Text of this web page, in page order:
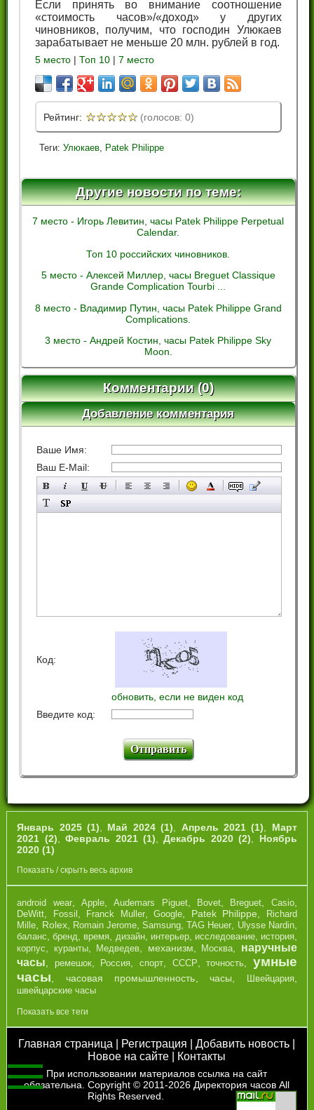
Если принять во внимание соотношение
«стоимость часов»/«доход» у других
чиновников, получим, что господин Улюкаев
зарабатывает не меньше 20 млн. рублей в год.
5 место| Топ 10| 7 место
Рейтинг: ☆☆☆☆☆(голосов: 0)
Теги:Улюкаев Patek Philippe
Другие новости по теме:
7 место - Игорь Левитин, часы Patek Philippe Perpetual
Calendar.
Топ 10 российских чиновников.
5 место - Алексей Миллер, часы Breguet Classique
Grande Complication Tourbi ...
8 место - Владимир Путин, часы Patek Philippe Grand
Complications.
3 место - Андрей Костин, часы Patek Philippe Sky
Moon.
Комментарии (0)
Добавление комментария
Ваше Имя:
Ваш E-Mail:
Код:
обновить, если не виден код
Введите код:
Январь 2025 (1) Май 2024 (1) Апрель 2021 (1)
Март
2021 (2) ,Февраль 2021 (1) ,Декабрь 2020 (2)
Ноябрь
2020 (1)
Показать / скрыть весь архив
android wear, Apple ,Audemars Piguet, Bovet, Breguet Casio,
DeWitt Fossil Franck Muller,Google Patek Philippe
Richard
Mille
Rolex, Romain Jerome,Samsung ,TAG Heuer Ulysse Nardin,
баланс ,бренд время дизайн, интерьер, исследование, история,
корпус куранты, Медведев механизм Москва
наручные
часы
ремешок, Россия ,спорт СССР ,точность
умные
часы
часовая промышленность ,часы Швейцария,
швейцарские часы
Показать все теги
Главная страница Регистрация |Добавить новость
Новое на сайте
Контакты
При использовании материалов ссылка на сайт
обязательна. Copyright © 2011-2026 Директория часов All
Rights Reserved.